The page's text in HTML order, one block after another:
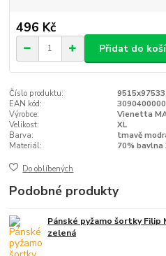
496 Kč
Přidat do
Číslo produktu:
9515x97533
EAN kód:
3090400000
Výrobce:
Vienetta
Velikost:
XL
Barva:
tmavě
Materiál:
70%
Do oblíbených
Podobné produkty
Pánské pyžamo šortky Filip
zelená